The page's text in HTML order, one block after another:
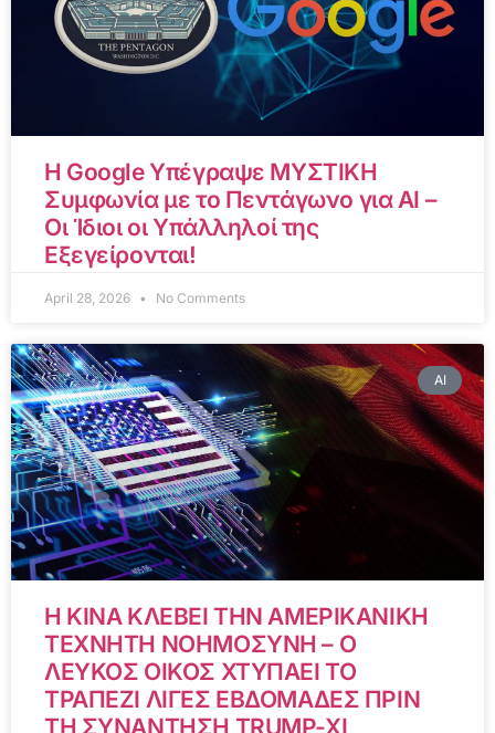
Η Google Υπέγραψε ΜΥΣΤΙΚΗ
Συμφωνία με το Πεντάγωνο για AI –
Οι Ίδιοι οι Υπάλληλοί της
Εξεγείρονται!
April 28, 2026 No Comments
AI
Η ΚΙΝΑ ΚΛΕΒΕΙ ΤΗΝ ΑΜΕΡΙΚΑΝΙΚΗ
ΤΕΧΝΗΤΗ ΝΟΗΜΟΣΥΝΗ – Ο
ΛΕΥΚΟΣ ΟΙΚΟΣ ΧΤΥΠΑΕΙ ΤΟ
ΤΡΑΠΕΖΙ ΛΙΓΕΣ ΕΒΔΟΜΑΔΕΣ ΠΡΙΝ
ΤΗ ΣΥΝΑΝΤΗΣΗ TRUMP-XI